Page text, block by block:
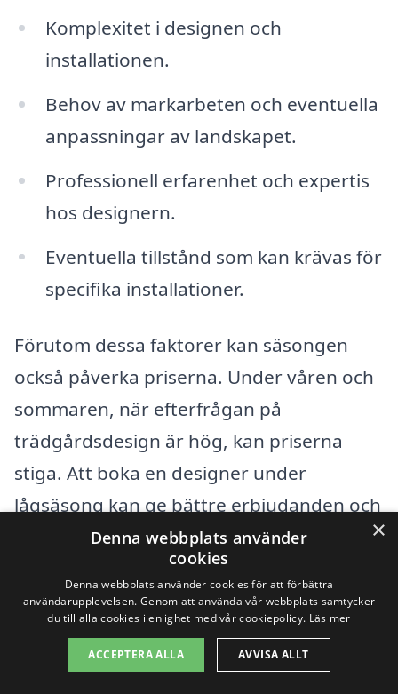
Komplexitet i designen och
installationen.
Behov av markarbeten och eventuella
anpassningar av landskapet.
Professionell erfarenhet och expertis
hos designern.
Eventuella tillstånd som kan krävas för
specifika installationer.
Förutom dessa faktorer kan säsongen
också påverka priserna. Under våren och
sommaren, när efterfrågan på
trädgårdsdesign är hög, kan priserna
stiga. Att boka en designer under
lågsäsong kan ge bättre erbjudanden och
mer flexibilitet i valet av tjänster. Det är
alltid rekommenderat att göra en
jämförelse av olika företag och deras
erbjudanden för att hitta det alternativ
som bäst möter dina behov utan att
×
Denna webbplats använder
cookies
Denna webbplats använder cookies för att förbättra
användarupplevelsen. Genom att använda vår webbplats samtycker
du till alla cookies i enlighet med vår cookiepolicy. Läs mer
ACCEPTERA ALLA AVVISA ALLT